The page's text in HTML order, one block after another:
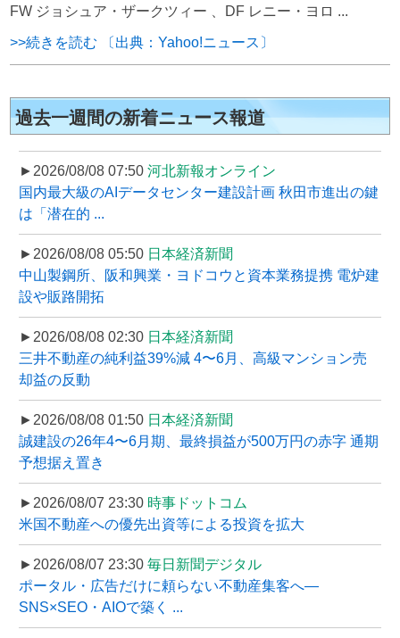
FW ジョシュア・ザークツィー 、DF レニー・ヨロ ...
>>続きを読む 〔出典：Yahoo!ニュース〕
過去一週間の新着ニュース報道
►2026/08/08 07:50 河北新報オンライン
国内最大級のAIデータセンター建設計画 秋田市進出の鍵
は「潜在的 ...
►2026/08/08 05:50 日本経済新聞
中山製鋼所、阪和興業・ヨドコウと資本業務提携 電炉建
設や販路開拓
►2026/08/08 02:30 日本経済新聞
三井不動産の純利益39%減 4〜6月、高級マンション売
却益の反動
►2026/08/08 01:50 日本経済新聞
誠建設の26年4〜6月期、最終損益が500万円の赤字 通期
予想据え置き
►2026/08/07 23:30 時事ドットコム
米国不動産への優先出資等による投資を拡大
►2026/08/07 23:30 毎日新聞デジタル
ポータル・広告だけに頼らない不動産集客へ―
SNS×SEO・AIOで築く ...